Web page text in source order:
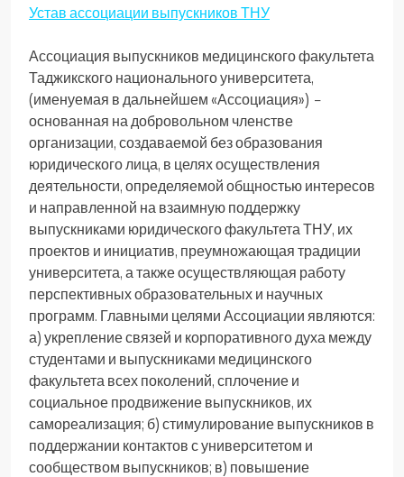
Устав ассоциации выпускников ТНУ
Ассоциация выпускников медицинского факультета
Таджикского национального университета,
(именуемая в дальнейшем «Ассоциация») –
основанная на добровольном членстве
организации, создаваемой без образования
юридического лица, в целях осуществления
деятельности, определяемой общностью интересов
и направленной на взаимную поддержку
выпускниками юридического факультета ТНУ, их
проектов и инициатив, преумножающая традиции
университета, а также осуществляющая работу
перспективных образовательных и научных
программ. Главными целями Ассоциации являются:
а) укрепление связей и корпоративного духа между
студентами и выпускниками медицинского
факультета всех поколений, сплочение и
социальное продвижение выпускников, их
самореализация; б) стимулирование выпускников в
поддержании контактов с университетом и
сообществом выпускников; в) повышение